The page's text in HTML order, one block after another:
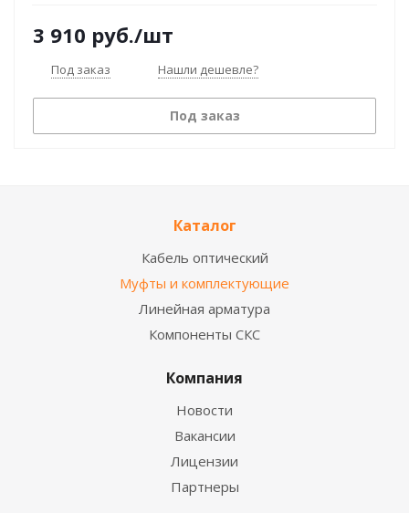
3 910 руб./шт
Под заказ Нашли дешевле?
Под заказ
Каталог
Кабель оптический
Муфты и комплектующие
Линейная арматура
Компоненты СКС
Компания
Новости
Вакансии
Лицензии
Партнеры